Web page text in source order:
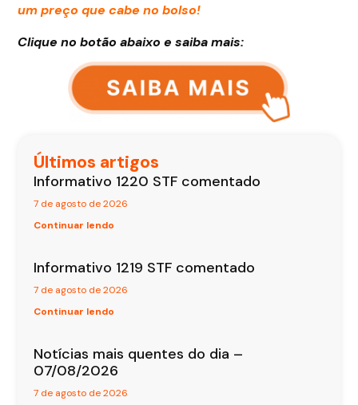
um preço que cabe no bolso!
Clique no botão abaixo e saiba mais:
Últimos artigos
Informativo 1220 STF comentado
7 de agosto de 2026
Continuar lendo
Informativo 1219 STF comentado
7 de agosto de 2026
Continuar lendo
Notícias mais quentes do dia –
07/08/2026
7 de agosto de 2026